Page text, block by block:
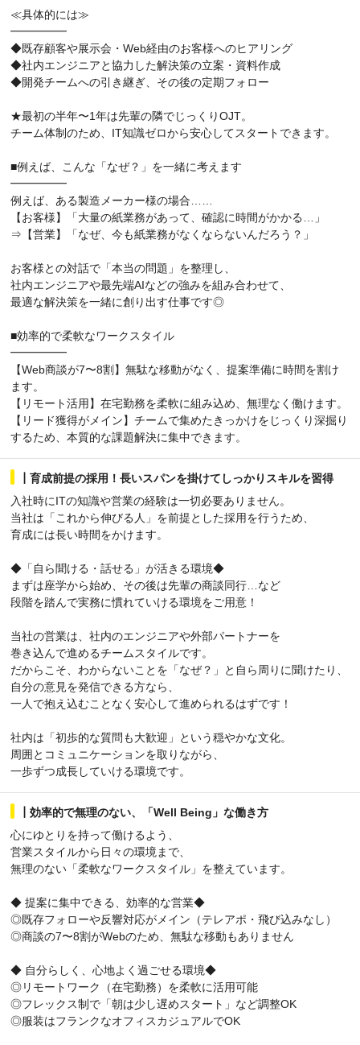
≪具体的には≫
━━━━━
◆既存顧客や展示会・Web経由のお客様へのヒアリング
◆社内エンジニアと協力した解決策の立案・資料作成
◆開発チームへの引き継ぎ、その後の定期フォロー
★最初の半年〜1年は先輩の隣でじっくりOJT。
チーム体制のため、IT知識ゼロから安心してスタートできます。
■例えば、こんな「なぜ？」を一緒に考えます
━━━━━
例えば、ある製造メーカー様の場合……
【お客様】「大量の紙業務があって、確認に時間がかかる…」
⇒【営業】「なぜ、今も紙業務がなくならないんだろう？」
お客様との対話で「本当の問題」を整理し、
社内エンジニアや最先端AIなどの強みを組み合わせて、
最適な解決策を一緒に創り出す仕事です◎
■効率的で柔軟なワークスタイル
━━━━━
【Web商談が7〜8割】無駄な移動がなく、提案準備に時間を割け
ます。
【リモート活用】在宅勤務を柔軟に組み込め、無理なく働けます。
【リード獲得がメイン】チームで集めたきっかけをじっくり深掘り
するため、本質的な課題解決に集中できます。
┃育成前提の採用！長いスパンを掛けてしっかりスキルを習得
入社時にITの知識や営業の経験は一切必要ありません。
当社は「これから伸びる人」を前提とした採用を行うため、
育成には長い時間をかけます。
◆「自ら聞ける・話せる」が活きる環境◆
まずは座学から始め、その後は先輩の商談同行…など
段階を踏んで実務に慣れていける環境をご用意！
当社の営業は、社内のエンジニアや外部パートナーを
巻き込んで進めるチームスタイルです。
だからこそ、わからないことを「なぜ？」と自ら周りに聞けたり、
自分の意見を発信できる方なら、
一人で抱え込むことなく安心して進められるはずです！
社内は「初歩的な質問も大歓迎」という穏やかな文化。
周囲とコミュニケーションを取りながら、
一歩ずつ成長していける環境です。
┃効率的で無理のない、「Well Being」な働き方
心にゆとりを持って働けるよう、
営業スタイルから日々の環境まで、
無理のない「柔軟なワークスタイル」を整えています。
◆ 提案に集中できる、効率的な営業◆
◎既存フォローや反響対応がメイン（テレアポ・飛び込みなし）
◎商談の7〜8割がWebのため、無駄な移動もありません
◆ 自分らしく、心地よく過ごせる環境◆
◎リモートワーク（在宅勤務）を柔軟に活用可能
◎フレックス制で「朝は少し遅めスタート」など調整OK
◎服装はフランクなオフィスカジュアルでOK